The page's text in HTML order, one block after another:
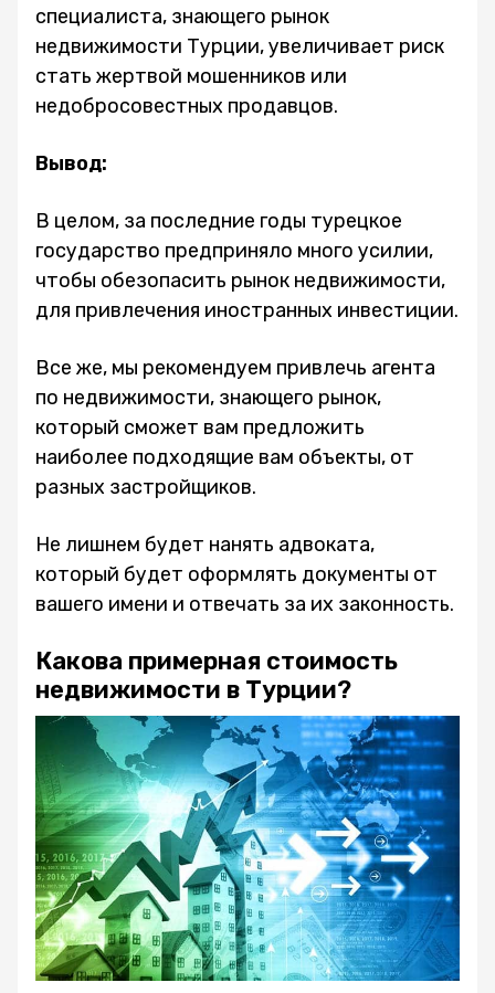
специалиста, знающего рынок
недвижимости Турции, увеличивает риск
стать жертвой мошенников или
недобросовестных продавцов.
Вывод:
В целом, за последние годы турецкое
государство предприняло много усилии,
чтобы обезопасить рынок недвижимости,
для привлечения иностранных инвестиции.
Все же, мы рекомендуем привлечь агента
по недвижимости, знающего рынок,
который сможет вам предложить
наиболее подходящие вам объекты, от
разных застройщиков.
Не лишнем будет нанять адвоката,
который будет оформлять документы от
вашего имени и отвечать за их законность.
Какова примерная стоимость
недвижимости в Турции?